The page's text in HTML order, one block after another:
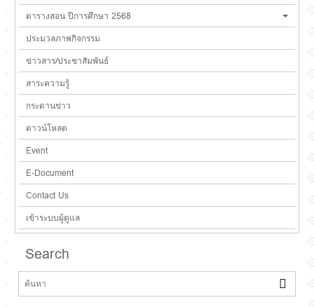
ตารางสอน ปีการศึกษา 2568
ประมวลภาพกิจกรรม
ข่าวสาร/ประชาสัมพันธ์
สาระความรู้
กระดานข่าว
ดาวน์โหลด
Event
E-Document
Contact Us
เข้าระบบผู้ดูแล
Search